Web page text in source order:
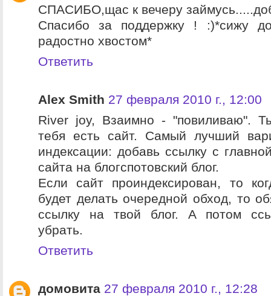
СПАСИБО,щас к вечеру
Спасибо за поддержку ! :)*сижу
радостно хвостом*
Ответить
Alex Smith 27 февраля 2010 г., 12:00
River joy, Взаимно - "повиливаю".
тебя есть сайт. Самый лучший
индексации: добавь ссылку с
сайта на блогспотовский блог.
Если сайт проиндексирован, то
будет делать очередной обход, то
ссылку на твой блог. А потом
убрать.
Ответить
домовита 27 февраля 2010 г., 12:28